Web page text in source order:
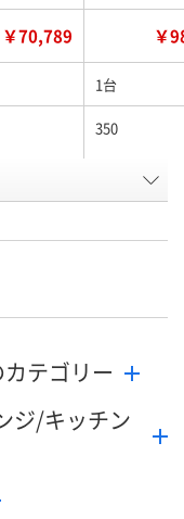
￥70,789 ￥
1台
350
RU60166
ゴへ
テゴリー
ジ/キッチン